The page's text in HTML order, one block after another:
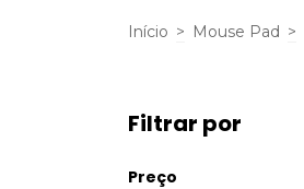
Início > Mouse Pad >
Filtrar por
Preço